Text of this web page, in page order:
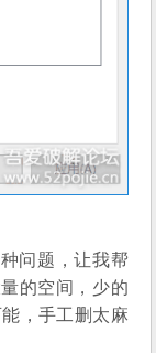
问题，让我帮
的空间，少的
，手工删太麻